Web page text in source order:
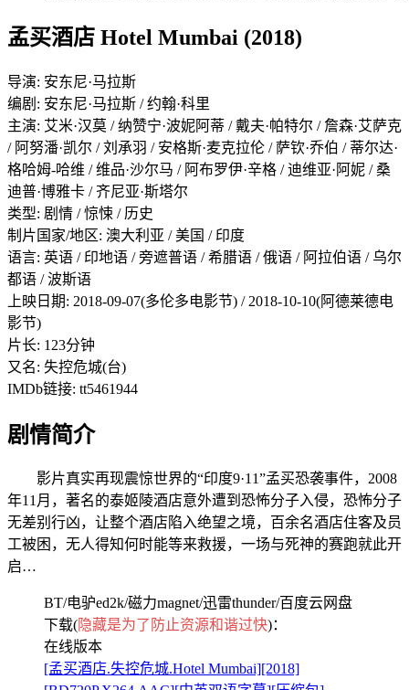
孟买酒店 Hotel Mumbai (2018)
导演: 安东尼·马拉斯
编剧: 安东尼·马拉斯 / 约翰·科里
主演: 艾米·汉莫 / 纳赞宁·波妮阿蒂 / 戴夫·帕特尔 / 詹森·艾萨克
/ 阿努潘·凯尔 / 刘承羽 / 安格斯·麦克拉伦 / 萨钦·乔伯 / 蒂尔达·
格哈姆-哈维 / 维品·沙尔马 / 阿布罗伊·辛格 / 迪维亚·阿妮 / 桑
迪普·博雅卡 / 齐尼亚·斯塔尔
类型: 剧情 / 惊悚 / 历史
制片国家/地区: 澳大利亚 / 美国 / 印度
语言: 英语 / 印地语 / 旁遮普语 / 希腊语 / 俄语 / 阿拉伯语 / 乌尔
都语 / 波斯语
上映日期: 2018-09-07(多伦多电影节) / 2018-10-10(阿德莱德电
影节)
片长: 123分钟
又名: 失控危城(台)
IMDb链接: tt5461944
剧情简介
影片真实再现震惊世界的“印度9·11”孟买恐袭事件，2008
年11月，著名的泰姬陵酒店意外遭到恐怖分子入侵，恐怖分子
无差别行凶，让整个酒店陷入绝望之境，百余名酒店住客及员
工被困，无人得知何时能等来救援，一场与死神的赛跑就此开
启…
BT/电驴ed2k/磁力magnet/迅雷thunder/百度云网盘
下载(隐藏是为了防止资源和谐过快)：
在线版本
[孟买酒店.失控危城.Hotel Mumbai][2018]